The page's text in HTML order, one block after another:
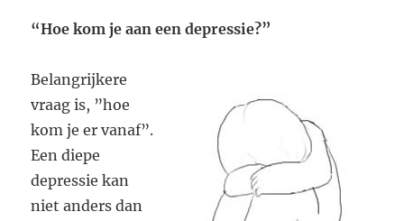
“Hoe kom je aan een depressie?”
Belangrijkere
vraag is, ”hoe
kom je er vanaf”.
Een diepe
depressie kan
niet anders dan